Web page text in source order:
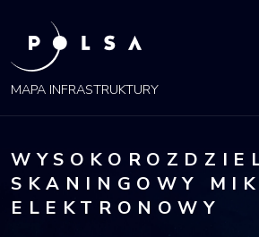
POLSA
MAPA
MAPA INFRASTRUKTURY
SKANINGOWY
ELEKTRONOWY